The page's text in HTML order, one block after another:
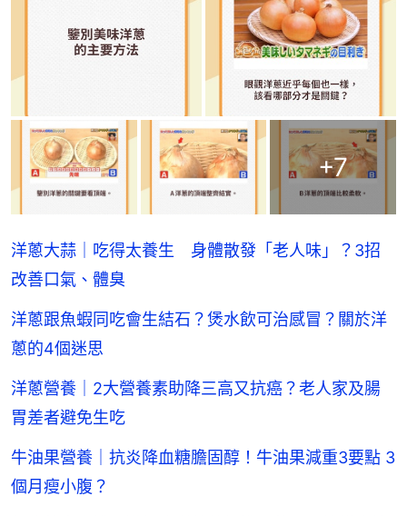
+7
洋蔥大蒜｜吃得太養生 身體散發「老人味」？3招
改善口氣、體臭
洋蔥跟魚蝦同吃會生結石？煲水飲可治感冒？關於洋
蔥的4個迷思
洋蔥營養｜2大營養素助降三高又抗癌？老人家及腸
胃差者避免生吃
牛油果營養｜抗炎降血糖膽固醇！牛油果減重3要點 3
個月瘦小腹？